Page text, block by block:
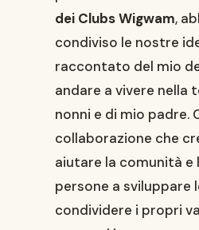
dei Clubs Wigwam,
condiviso le nostre
raccontato del mio
andare a vivere nella
nonni e di mio padre.
collaborazione che
aiutare la comunità e
persone a sviluppare
condividere i propri